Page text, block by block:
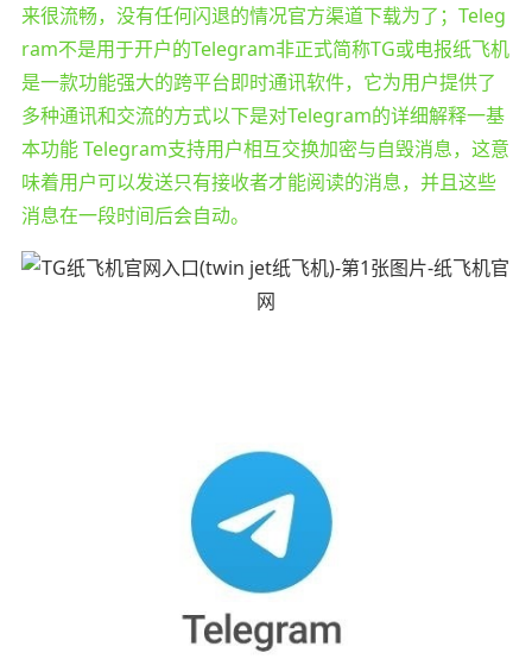
来很流畅，没有任何闪退的情况官方渠道下载为了；Teleg
ram不是用于开户的Telegram非正式简称TG或电报纸飞机
是一款功能强大的跨平台即时通讯软件，它为用户提供了
多种通讯和交流的方式以下是对Telegram的详细解释一基
本功能 Telegram支持用户相互交换加密与自毁消息，这意
味着用户可以发送只有接收者才能阅读的消息，并且这些
消息在一段时间后会自动。